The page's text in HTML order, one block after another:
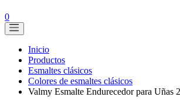
0
Inicio
Productos
Esmaltes clásicos
Colores de esmaltes clásicos
Valmy Esmalte Endurecedor para Uñas